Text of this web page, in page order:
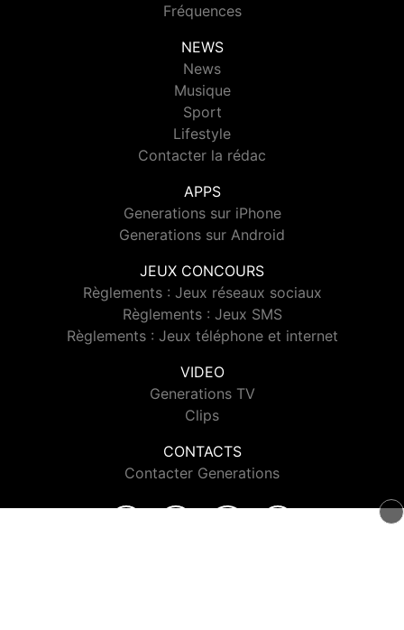
Fréquences
NEWS
News
Musique
Sport
Lifestyle
Contacter la rédac
APPS
Generations sur iPhone
Generations sur Android
JEUX CONCOURS
Règlements : Jeux réseaux sociaux
Règlements : Jeux SMS
Règlements : Jeux téléphone et internet
VIDEO
Generations TV
Clips
CONTACTS
Contacter Generations